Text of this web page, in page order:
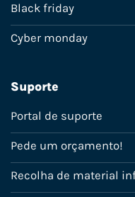
Black friday
Cyber monday
Suporte
Portal de suporte
Pede um orçamento!
Recolha de material